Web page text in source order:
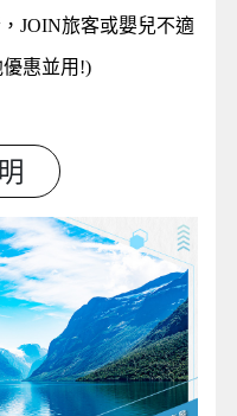
JOIN旅客或嬰兒不適
惠並用!)